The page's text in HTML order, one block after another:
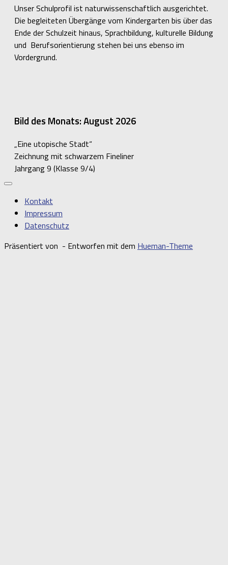
Unser Schulprofil ist naturwissenschaftlich ausgerichtet.
Die begleiteten Übergänge vom Kindergarten bis über das
Ende der Schulzeit hinaus, Sprachbildung, kulturelle Bildung
und Berufsorientierung stehen bei uns ebenso im
Vordergrund.
Bild des Monats: August 2026
„Eine utopische Stadt“
Zeichnung mit schwarzem Fineliner
Jahrgang 9 (Klasse 9/4)
Kontakt
Impressum
Datenschutz
Präsentiert von - Entworfen mit dem Hueman-Theme